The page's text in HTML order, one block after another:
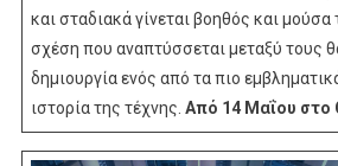
και σταδιακά γίνεται βοηθός και μούσα
σχέση που αναπτύσσεται μεταξύ τους
δημιουργία ενός από τα πιο
ιστορία της τέχνης. Από 14 Μαΐου στο